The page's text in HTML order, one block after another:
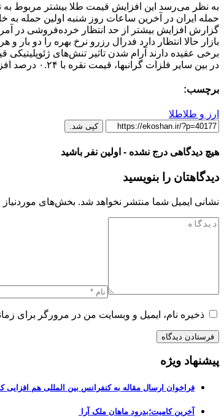
به نظر می‌رسد این افزایش قیمت طلا بیشتر مربوط به
حمله ایران در آخرین ساعات روز شنبه اولین حمله
گزارش افزایش بیشتر از حد انتظار خرده‌فروشی در آمریکا در ماه مارس ارزش دلار را ۰.۲ بالا برد و سود اوراق قرضه
بازار حالا انتظار دارد فدرال رزرو نرخ بهره را دو بار و هر کدام ۲۵ واحد پایین بیاورد در حالی که قبلا انتظار سه بار کاهش
برخی عقیده دارند آرام شدن تاثیر تنش‌های ژئوپلیتیکی قیمت طلا را در
در بین سایر فلزات گرانبها، قیمت نقره با ۰.۲۴ درصد افزایش به ۲۸ دلار و ۷۹ سنت رسیده و پلاتین با یک کاهش ۰.۳۶ درصدی ۹۷۰ دلار و ۲۹ سنت معامله می‌شود.
برچسب:
ارز و طلاطلا
کپی شد.
هیچ دیدگاهی درج نشده - اولین نفر باشید
دیدگاهتان را بنویسید
نشانی ایمیل شما منتشر نخواهد شد. بخش‌های
ذخیره نام، ایمیل و وبسایت من در مرورگر برای
پیشنهاد ویژه
فراخوان ارسال مقاله به کنفرانس بین المللی هم
آخرین کامیت؛بدرود ماهان ملک آرا